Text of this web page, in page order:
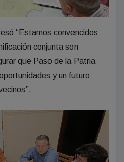
“Estamos convencidos
conjunta son
que Paso de la Patria
y un futuro